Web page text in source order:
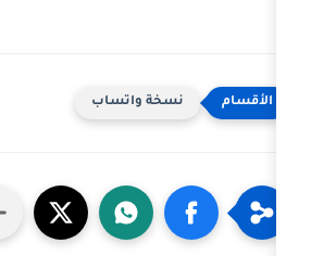
واتساب